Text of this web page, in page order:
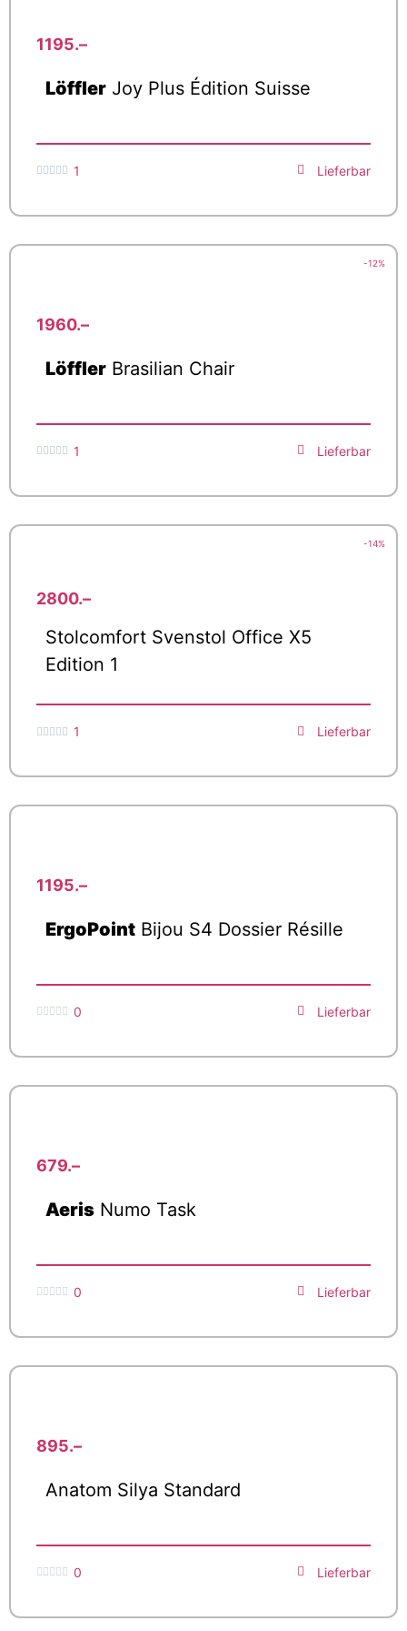
1195.–
Löffler Joy Plus Édition Suisse
1
     Lieferbar
-12%
1960.–
Löffler Brasilian Chair
1
     Lieferbar
-14%
2800.–
Stolcomfort Svenstol Office X5
Edition 1
1
 Lieferbar
1195.–
ErgoPoint Bijou S4 Dossier Résille
0
     Lieferbar
679.–
Aeris Numo Task
0
     Lieferbar
895.–
Anatom Silya Standard
0
     Lieferbar